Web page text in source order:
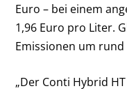
Euro – bei einem
1,96 Euro pro Liter.
Emissionen um
„Der Conti Hybrid